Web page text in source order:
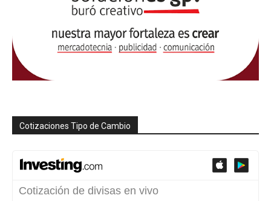
Cotizaciones Tipo de Cambio